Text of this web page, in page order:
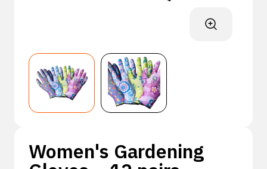
Women's Gardening